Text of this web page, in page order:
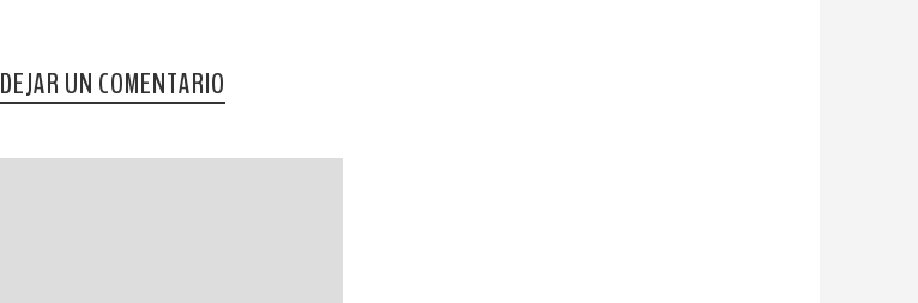
DEJAR UN COMENTARIO